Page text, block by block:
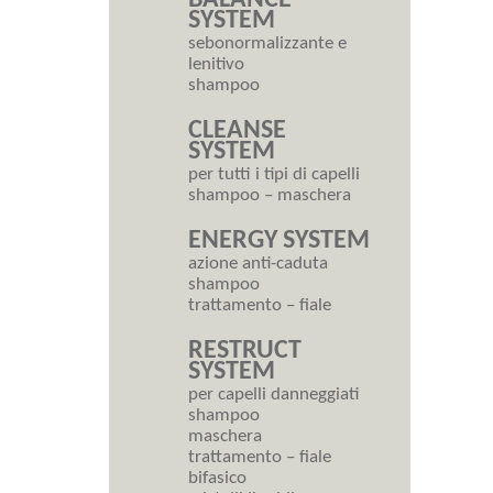
SYSTEM
sebonormalizzante e
lenitivo
shampoo
CLEANSE
SYSTEM
per tutti i tipi di capelli
shampoo – maschera
ENERGY SYSTEM
azione anti-caduta
shampoo
trattamento – fiale
RESTRUCT
SYSTEM
per capelli danneggiati
shampoo
maschera
trattamento – fiale
bifasico